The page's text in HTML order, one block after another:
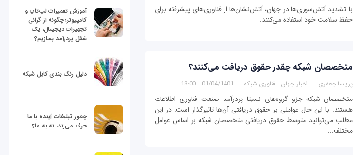
با تشدید آتش‌سوزی‌ها در جهان، آتش‌نشان‌ها از فناوری‌های پیشرفته برای
حفظ سلامت خود استفاده می‌کنند.
متخصصان شبکه چقدر حقوق دریافت می‌کنند؟
پریسا جعفری اخبار جهان فناوری شبکه 01/04/1401 - 13:00
متخصصان شبکه جزو گروه‌های نسبتا پردرآمد صنعت فناوری اطلاعات
هستند. با این حال عواملی بر حقوق دریافتی آن‌ها تاثیرگذار است. در این
مطلب می‌توانید متوسط حقوق دریافتی متخصصان شبکه بر اساس عوامل
مختلف...
آموزش تعمیرات لپ‌تاپ و
کامپیوتر؛ چگونه از گرانی
تجهیزات دیجیتال، یک
شغل پردرآمد بسازیم؟
دلیل رنگ بندی کابل شبکه
چطور تبلیغات آینده با ما
حرف می‌زند، نه به ما؟